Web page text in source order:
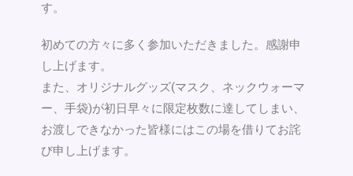
す。
初めての方々に多く参加いただきました。感謝申
し上げます。
また、オリジナルグッズ(マスク、ネックウォーマ
ー、手袋)が初日早々に限定枚数に達してしまい、
お渡しできなかった皆様にはこの場を借りてお詫
び申し上げます。